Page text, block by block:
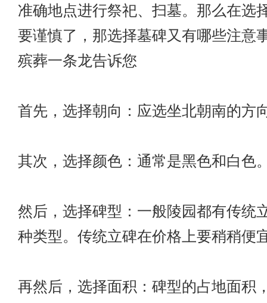
准确地点进行祭祀、扫墓。那么在选
要谨慎了，那选择墓碑又有哪些注意
殡葬一条龙告诉您
首先，选择朝向：应选坐北朝南的方
其次，选择颜色：通常是黑色和白色
然后，选择碑型：一般陵园都有传统
种类型。传统立碑在价格上要稍稍便
再然后，选择面积：碑型的占地面积